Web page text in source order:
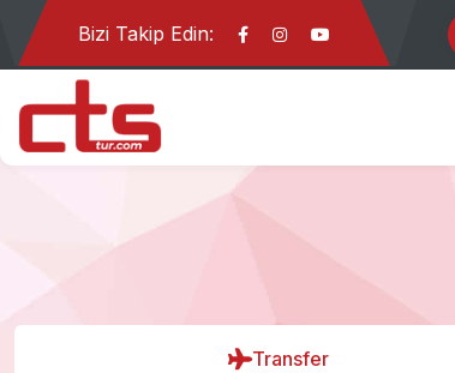
Bizi Takip Edin:
Transfer